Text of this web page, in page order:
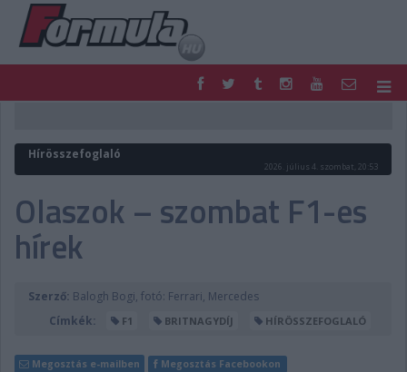
FORMULA
MOTOR
PODCAST
SHOP
LIVE
DIGITÁLIS MAGAZIN
Hírösszefoglaló
2026. július 4. szombat, 20:53
Olaszok – szombat F1-es
hírek
Szerző: Balogh Bogi, fotó: Ferrari, Mercedes
Címkék:
F1 BRITNAGYDÍJ HÍRÖSSZEFOGLALÓ
Megosztás e-mailben Megosztás Facebookon